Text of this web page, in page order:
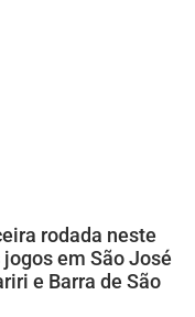
rodada neste
em São José
e Barra de São